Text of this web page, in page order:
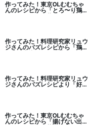
作ってみた！東京OLむむちゃ
んのレシピから「とろ〜り鶏む
作ってみた！料理研究家リュウ
ジさんのバズレシピから「鶏の
作ってみた！料理研究家リュウ
ジさんのバズレシピより「好み
作ってみた！東京OLむむちゃ
んのレシピから「揚げない出汁